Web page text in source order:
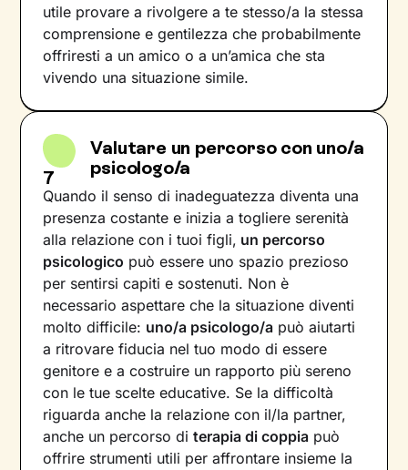
utile provare a rivolgere a te stesso/a la stessa
comprensione e gentilezza che probabilmente
offriresti a un amico o a un’amica che sta
vivendo una situazione simile.
7
Valutare un percorso con uno/a
psicologo/a
Quando il senso di inadeguatezza diventa una
presenza costante e inizia a togliere serenità
alla relazione con i tuoi figli, un percorso
psicologico può essere uno spazio prezioso
per sentirsi capiti e sostenuti. Non è
necessario aspettare che la situazione diventi
molto difficile: uno/a psicologo/a può aiutarti
a ritrovare fiducia nel tuo modo di essere
genitore e a costruire un rapporto più sereno
con le tue scelte educative. Se la difficoltà
riguarda anche la relazione con il/la partner,
anche un percorso diterapia di coppia può
offrire strumenti utili per affrontare insieme la